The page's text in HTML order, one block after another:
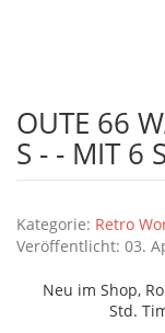
OUTE 66
S - - MIT 6
Details
Kategorie: Retro
Veröffentlicht: 03.
Neu im Shop,
Std.